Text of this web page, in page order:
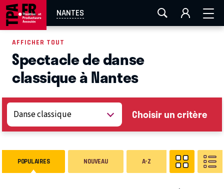
NANTES
AIX-MARSEILLE AURAY LA ROCHELLE
EN TOURNÉE
AFFICHER TOUT
Spectacle de danse
classique à Nantes
Choisir un critère
POPULAIRES NOUVEAU A-Z